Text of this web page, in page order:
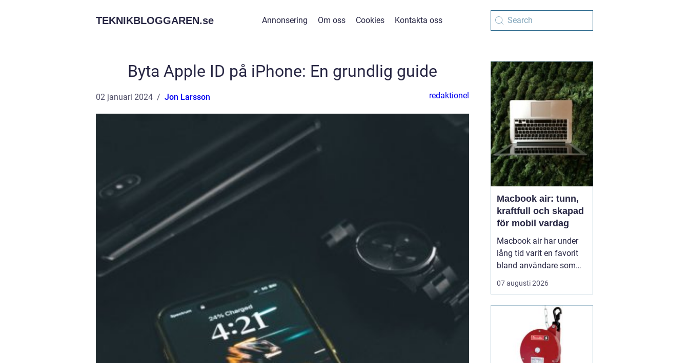
TEKNIKBLOGGAREN.se Annonsering Om oss Cookies Kontakta oss
Byta Apple ID på iPhone: En grundlig guide
02 januari 2024 Jon Larsson redaktionel
Macbook air: tunn,
kraftfull och skapad
för mobil vardag
Macbook air har under
lång tid varit en favorit
bland användare som
vill ha en lätt, smidig och
ändå kraftfull dator för
generationen har apple
tagit steget ännu längre
med sina
07 augusti 2026